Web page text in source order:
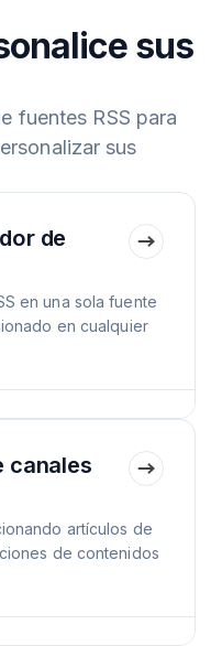
sus
fuentes RSS para
sus
de
en una sola fuente
en cualquier
canales
artículos de
de contenidos